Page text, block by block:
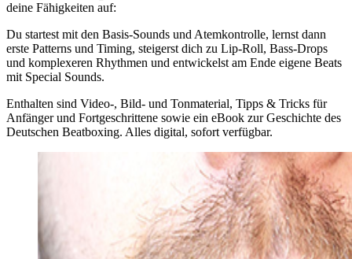
deine Fähigkeiten auf:
Du startest mit den Basis-Sounds und Atemkontrolle, lernst dann
erste Patterns und Timing, steigerst dich zu Lip-Roll, Bass-Drops
und komplexeren Rhythmen und entwickelst am Ende eigene Beats
mit Special Sounds.
Enthalten sind Video-, Bild- und Tonmaterial, Tipps & Tricks für
Anfänger und Fortgeschrittene sowie ein eBook zur Geschichte des
Deutschen Beatboxing. Alles digital, sofort verfügbar.